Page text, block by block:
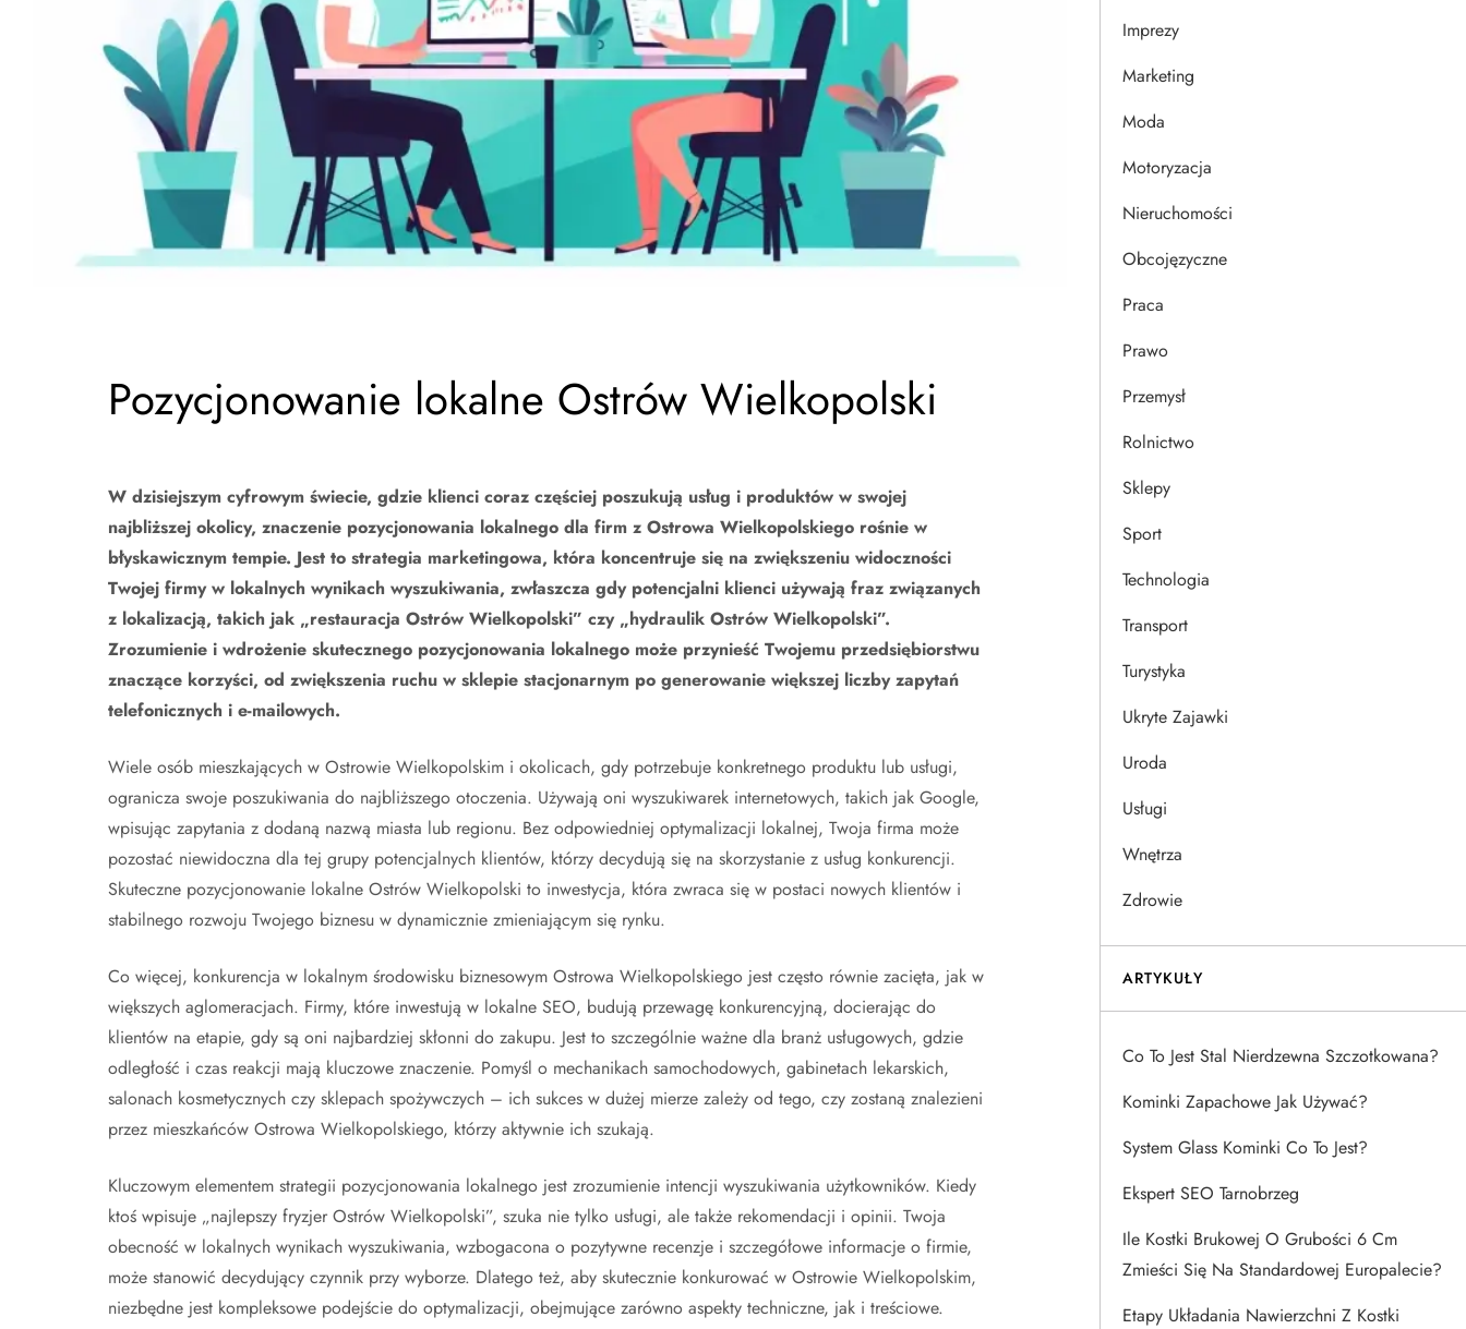
Pozycjonowanie lokalne Ostrów Wielkopolski
W dzisiejszym cyfrowym świecie, gdzie klienci coraz częściej poszukują usług i produktów w swojej
najbliższej okolicy, znaczenie pozycjonowania lokalnego dla firm z Ostrowa Wielkopolskiego rośnie w
błyskawicznym tempie. Jest to strategia marketingowa, która koncentruje się na zwiększeniu widoczności
Twojej firmy w lokalnych wynikach wyszukiwania, zwłaszcza gdy potencjalni klienci używają fraz związanych
z lokalizacją, takich jak „restauracja Ostrów Wielkopolski” czy „hydraulik Ostrów Wielkopolski”.
Zrozumienie i wdrożenie skutecznego pozycjonowania lokalnego może przynieść Twojemu przedsiębiorstwu
znaczące korzyści, od zwiększenia ruchu w sklepie stacjonarnym po generowanie większej liczby zapytań
telefonicznych i e-mailowych.
Wiele osób mieszkających w Ostrowie Wielkopolskim i okolicach, gdy potrzebuje konkretnego produktu lub usługi,
ogranicza swoje poszukiwania do najbliższego otoczenia. Używają oni wyszukiwarek internetowych, takich jak Google,
wpisując zapytania z dodaną nazwą miasta lub regionu. Bez odpowiedniej optymalizacji lokalnej, Twoja firma może
pozostać niewidoczna dla tej grupy potencjalnych klientów, którzy decydują się na skorzystanie z usług konkurencji.
Skuteczne pozycjonowanie lokalne Ostrów Wielkopolski to inwestycja, która zwraca się w postaci nowych klientów i
stabilnego rozwoju Twojego biznesu w dynamicznie zmieniającym się rynku.
Co więcej, konkurencja w lokalnym środowisku biznesowym Ostrowa Wielkopolskiego jest często równie zacięta, jak w
większych aglomeracjach. Firmy, które inwestują w lokalne SEO, budują przewagę konkurencyjną, docierając do
klientów na etapie, gdy są oni najbardziej skłonni do zakupu. Jest to szczególnie ważne dla branż usługowych, gdzie
odległość i czas reakcji mają kluczowe znaczenie. Pomyśl o mechanikach samochodowych, gabinetach lekarskich,
salonach kosmetycznych czy sklepach spożywczych – ich sukces w dużej mierze zależy od tego, czy zostaną znalezieni
przez mieszkańców Ostrowa Wielkopolskiego, którzy aktywnie ich szukają.
Kluczowym elementem strategii pozycjonowania lokalnego jest zrozumienie intencji wyszukiwania użytkowników. Kiedy
ktoś wpisuje „najlepszy fryzjer Ostrów Wielkopolski”, szuka nie tylko usługi, ale także rekomendacji i opinii. Twoja
obecność w lokalnych wynikach wyszukiwania, wzbogacona o pozytywne recenzje i szczegółowe informacje o firmie,
może stanowić decydujący czynnik przy wyborze. Dlatego też, aby skutecznie konkurować w Ostrowie Wielkopolskim,
niezbędne jest kompleksowe podejście do optymalizacji, obejmujące zarówno aspekty techniczne, jak i treściowe.
Imprezy
Marketing
Moda
Motoryzacja
Nieruchomości
Obcojęzyczne
Praca
Prawo
Przemysł
Rolnictwo
Sklepy
Sport
Technologia
Transport
Turystyka
Ukryte Zajawki
Uroda
Usługi
Wnętrza
Zdrowie
ARTYKUŁY
Co To Jest Stal Nierdzewna Szczotkowana?
Kominki Zapachowe Jak Używać?
System Glass Kominki Co To Jest?
Ekspert SEO Tarnobrzeg
Ile Kostki Brukowej O Grubości 6 Cm
Zmieści Się Na Standardowej Europalecie?
Etapy Układania Nawierzchni Z Kostki